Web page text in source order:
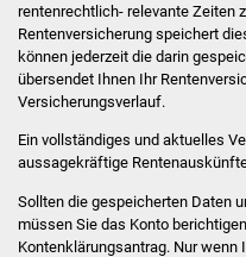
rentenrechtlich- relevante Zeiten
Rentenversicherung speichert
können jederzeit die darin
übersendet Ihnen Ihr
Versicherungsverlauf.
Ein vollständiges und aktuelles
aussagekräftige
Sollten die gespeicherten Daten
müssen Sie das Konto
Kontenklärungsantrag. Nur wenn